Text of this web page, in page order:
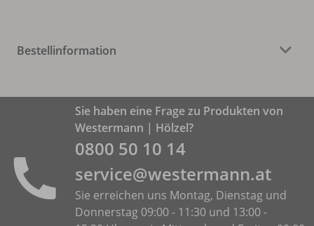
Bestellinformation
Sie haben eine Frage zu Produkten von
Westermann | Hölzel?
0800 50 10 14
service@westermann.at
Sie erreichen uns Montag, Dienstag und
Donnerstag 09:00 - 11:30 und 13:00 -